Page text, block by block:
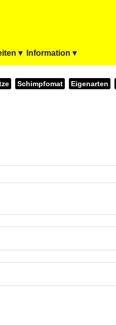
▾ Information ▾
Schimpfomat Eigenarten